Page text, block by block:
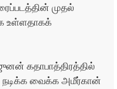
முதல்
உள்ளதாகக்
கதாபாத்திரத்தில்
நடிக்க வைக்க அமீர்கான்